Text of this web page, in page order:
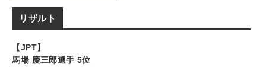
リザルト
【JPT】
馬場 慶三郎選手 5位